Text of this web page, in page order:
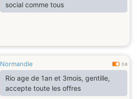
social comme tous
Normandie 0.6
Rio age de 1an et 3mois, gentille,
accepte toute les offres